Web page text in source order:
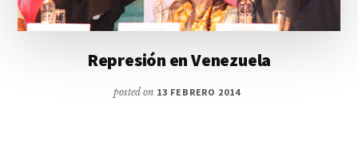
Represión en Venezuela
posted on 13 FEBRERO 2014